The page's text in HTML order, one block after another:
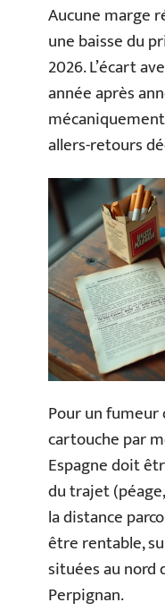
Aucune marge
une baisse du
2026. L’écart
année après
allers-retours
Pour un
cartouche par
Espagne doit
du trajet
la distance
être rentable,
situées au nord
Perpignan.